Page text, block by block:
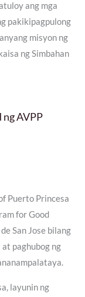
ang mga
pakikipagpulong
misyon ng
ng Simbahan
AVPP
Puerto Princesa
for Good
San Jose bilang
paghubog ng
layunin ng